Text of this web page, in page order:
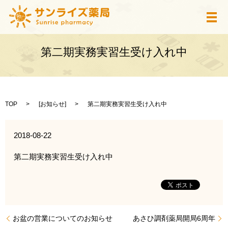
メ
第二期実務実習生受け入れ中
TOP [お知らせ] 第二期実務実習生受け入れ中
2018-08-22
第二期実務実習生受け入れ中
お盆の営業についてのお知らせ あさひ調剤薬局開局6周年